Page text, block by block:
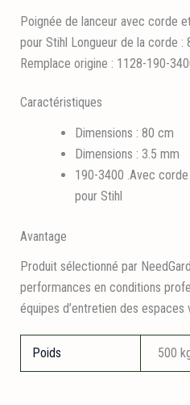
Poignée de lanceur avec corde
pour Stihl Longueur de la corde :
Remplace origine : 1128-190-
Caractéristiques
Dimensions : 80 cm
Dimensions : 3.5 mm
190-3400 .Avec
pour Stihl
Avantage
Produit sélectionné par
performances en conditions
équipes d’entretien des
Poids 500